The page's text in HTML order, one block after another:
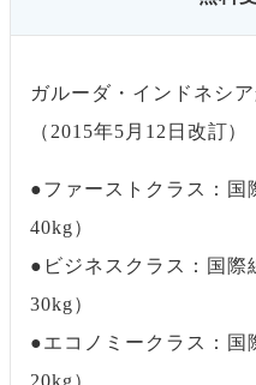
ガルーダ・インドネシ
（2015年5月12日改訂）
●ファーストクラス：国
40kg）
●ビジネスクラス：国際
30kg）
●エコノミークラス：国
20kg）